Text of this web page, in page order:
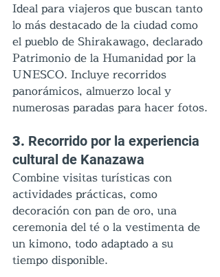
Ideal para viajeros que buscan tanto
lo más destacado de la ciudad como
el pueblo de Shirakawago, declarado
Patrimonio de la Humanidad por la
UNESCO. Incluye recorridos
panorámicos, almuerzo local y
numerosas paradas para hacer fotos.
3. Recorrido por la experiencia
cultural de Kanazawa
Combine visitas turísticas con
actividades prácticas, como
decoración con pan de oro, una
ceremonia del té o la vestimenta de
un kimono, todo adaptado a su
tiempo disponible.